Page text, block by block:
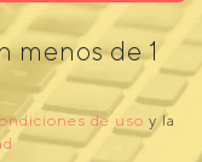
menos de 1
de uso y la